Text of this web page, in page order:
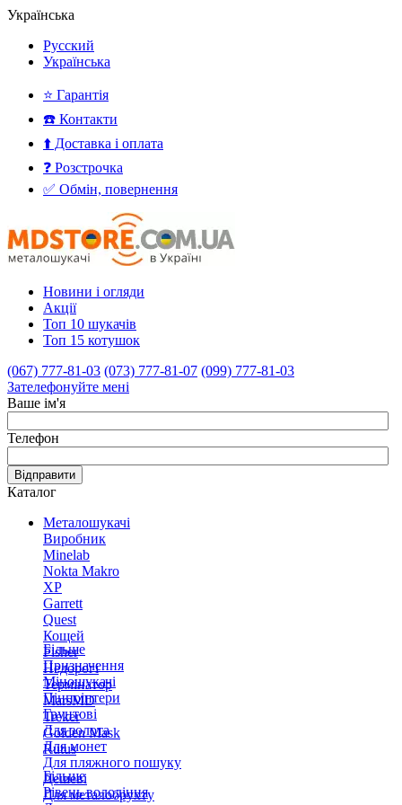
Українська
Русский
Українська
⭐ Гарантія
☎️ Контакти
⬆️ Доставка і оплата
❓ Розстрочка
✅ Обмін, повернення
Новини і огляди
Акції
Топ 10 шукачів
Топ 15 котушок
(067) 777-81-03 (073) 777-81-07 (099) 777-81-03
Зателефонуйте мені
Ваше ім'я
Телефон
Відправити
Каталог
Металошукачі
Виробник
Minelab
Nokta Makro
XP
Garrett
Quest
Кощей
Fisher
Недорогі
Термінатор
MarsMD
Treker
Golden Mask
Rutus
Більше
Призначення
Міношукачі
Пінпоінтери
Грунтові
Для золота
Для монет
Для пляжного пошуку
Дешеві
Для металобрухту
Більше
Рівень володіння